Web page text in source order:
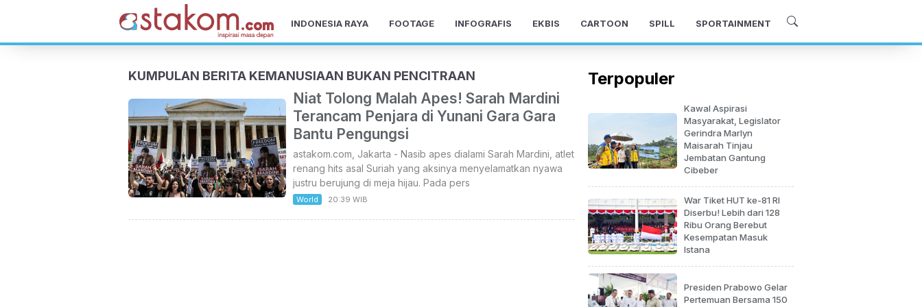
INDONESIA RAYA FOOTAGE INFOGRAFIS EKBIS CARTOON SPILL SPORTAINMENT
KUMPULAN BERITA KEMANUSIAAN BUKAN PENCITRAAN
Niat Tolong Malah Apes! Sarah Mardini
Terancam Penjara di Yunani Gara Gara
Bantu Pengungsi
astakom.com, Jakarta - Nasib apes dialami Sarah Mardini, atlet
renang hits asal Suriah yang aksinya menyelamatkan nyawa
justru berujung di meja hijau. Pada pers
World 20:39 WIB
Terpopuler
Kawal Aspirasi
Masyarakat, Legislator
Gerindra Marlyn
Maisarah Tinjau
Jembatan Gantung
Cibeber
War Tiket HUT ke-81 RI
Diserbu! Lebih dari 128
Ribu Orang Berebut
Kesempatan Masuk
Istana
Presiden Prabowo Gelar
Pertemuan Bersama 150